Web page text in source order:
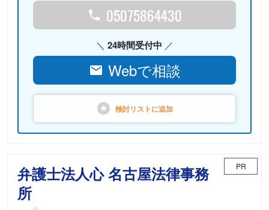
05075864430
24時間受付中
Webで相談
検討リストに追加
弁護士法人心 名古屋法律事務
所
PR